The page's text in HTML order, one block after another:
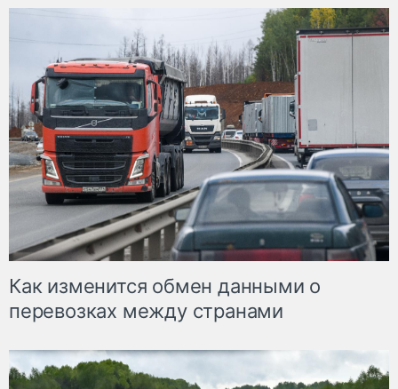
Как изменится обмен данными о
перевозках между странами